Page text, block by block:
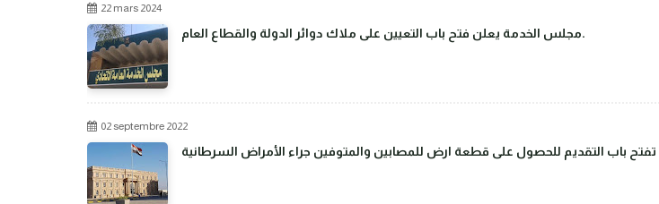
22 mars 2024
مجلس الخدمة يعلن فتح باب التعيين على ملاك دوائر الدولة والقطاع العام.
02 septembre 2022
باب التقديم للحصول على قطعة ارض للمصابين والمتوفين جراء الأمراض السرطانية